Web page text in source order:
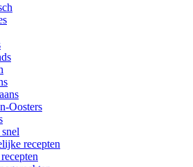
Oosters
recepten